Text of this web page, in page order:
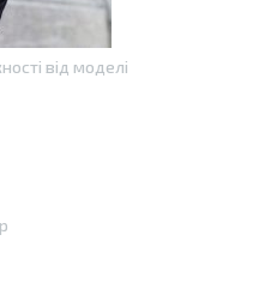
від моделі